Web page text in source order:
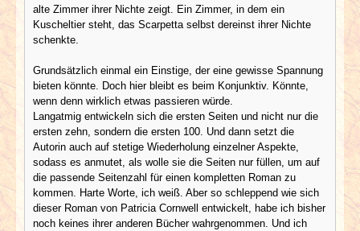
alte Zimmer ihrer Nichte zeigt. Ein Zimmer, in dem ein
Kuscheltier steht, das Scarpetta selbst dereinst ihrer Nichte
schenkte.
Grundsätzlich einmal ein Einstige, der eine gewisse Spannung
bieten könnte. Doch hier bleibt es beim Konjunktiv. Könnte,
wenn denn wirklich etwas passieren würde.
Langatmig entwickeln sich die ersten Seiten und nicht nur die
ersten zehn, sondern die ersten 100. Und dann setzt die
Autorin auch auf stetige Wiederholung einzelner Aspekte,
sodass es anmutet, als wolle sie die Seiten nur füllen, um auf
die passende Seitenzahl für einen kompletten Roman zu
kommen. Harte Worte, ich weiß. Aber so schleppend wie sich
dieser Roman von Patricia Cornwell entwickelt, habe ich bisher
noch keines ihrer anderen Bücher wahrgenommen. Und ich